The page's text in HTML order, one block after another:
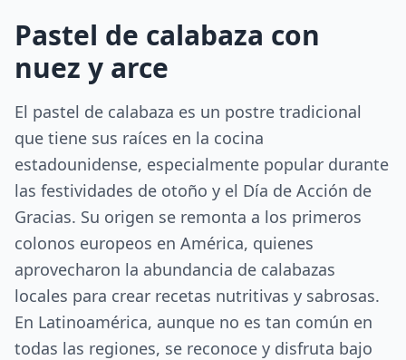
Pastel de calabaza con
nuez y arce
El pastel de calabaza es un postre tradicional
que tiene sus raíces en la cocina
estadounidense, especialmente popular durante
las festividades de otoño y el Día de Acción de
Gracias. Su origen se remonta a los primeros
colonos europeos en América, quienes
aprovecharon la abundancia de calabazas
locales para crear recetas nutritivas y sabrosas.
En Latinoamérica, aunque no es tan común en
todas las regiones, se reconoce y disfruta bajo